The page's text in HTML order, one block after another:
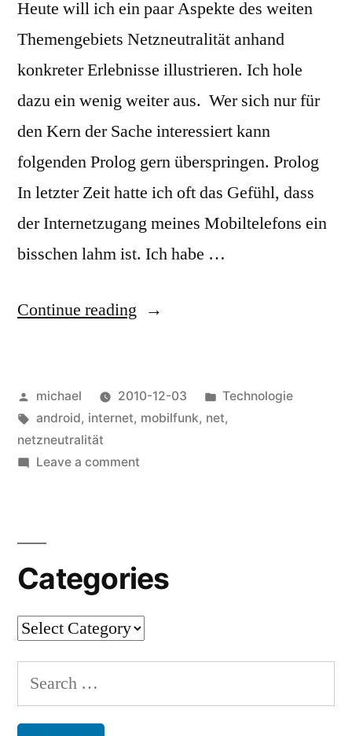
Heute will ich ein paar Aspekte des weiten
Themengebiets Netzneutralität anhand
konkreter Erlebnisse illustrieren. Ich hole
dazu ein wenig weiter aus. Wer sich nur für
den Kern der Sache interessiert kann
folgenden Prolog gern überspringen. Prolog
In letzter Zeit hatte ich oft das Gefühl, dass
der Internetzugang meines Mobiltelefons ein
bisschen lahm ist. Ich habe …
Continue reading Netzneutralität
‒
Erfahrungsbericht
Posted
by
michael 2010-12-03
Posted
in
Technologie
Tags:
android, internet, mobilfunk, net,
netzneutralität
Leave a commenton
Ein
Erfahrungsbericht
[en]
Categories
Categories
Search
for: